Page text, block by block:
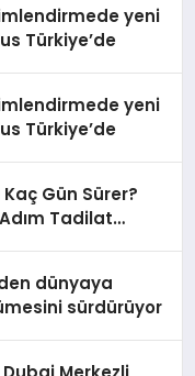
yeni
Türkiye’de
yeni
Türkiye’de
Gün Sürer?
Tadilat
dünyaya
sürdürüyor